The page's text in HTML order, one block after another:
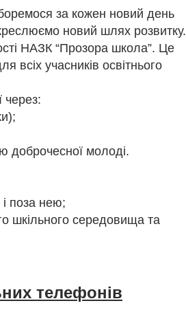
за кожен новий день
новий шлях розвитку.
НАЗК “Прозора школа”. Це
учасників освітнього
через:
доброчесної молоді.
і поза нею;
шкільного середовища та
телефонів